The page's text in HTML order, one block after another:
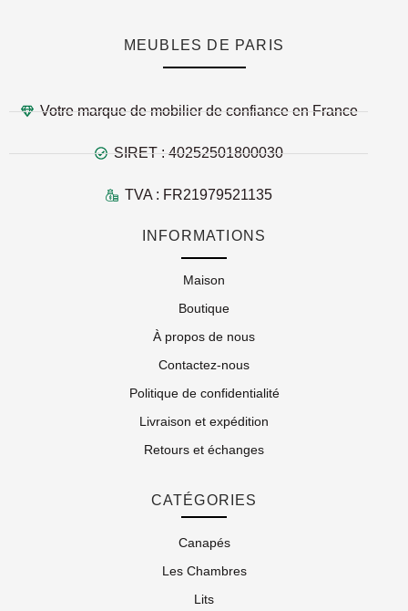
MEUBLES DE PARIS
Votre marque de mobilier de confiance en France
SIRET : 40252501800030
TVA : FR21979521135
INFORMATIONS
Maison
Boutique
À propos de nous
Contactez-nous
Politique de confidentialité
Livraison et expédition
Retours et échanges
CATÉGORIES
Canapés
Les Chambres
Lits